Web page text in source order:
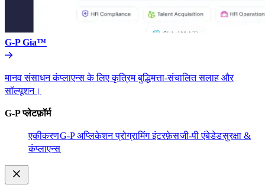
G-P Gia™​​
मानव संसाधन कंप्लाएन्स के लिए कृत्रिम बुद्धिमत्ता-संचालित सलाह और
सॉल्यूशन।​​
G-P प्लेटफ़ॉर्म​​
एकीकरण​​G-P अप्लिकेशन प्रोग्रामिंग इंटरफ़ेस​​जी-पी एंबेडेड​​सुरक्षा &
कंप्लाएन्स​​